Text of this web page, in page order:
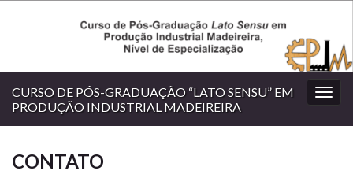
CURSO DE PÓS-GRADUAÇÃO “LATO SENSU” EM
PRODUÇÃO INDUSTRIAL MADEIREIRA
CONTATO